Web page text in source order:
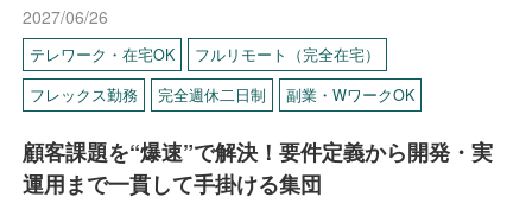
2027/06/26
テレワーク・在宅OK
フルリモート（完全在宅）
フレックス勤務
完全週休二日制 副業・WワークOK
顧客課題を“爆速”で解決！要件定義から開発・実
運用まで一貫して手掛ける集団